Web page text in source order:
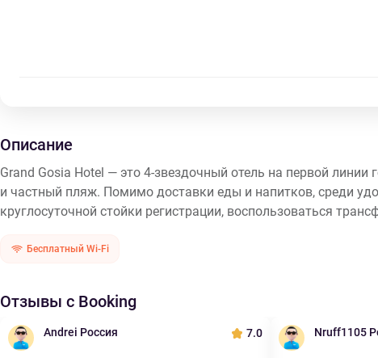
Описание
Grand Gosia Hotel — это 4-звездочный отель на первой
и частный пляж. Помимо доставки еды и напитков, среди
круглосуточной стойки регистрации, воспользоваться
Бесплатный Wi-Fi
Отзывы с Booking
Andrei Россия 7.0 Nruff1105